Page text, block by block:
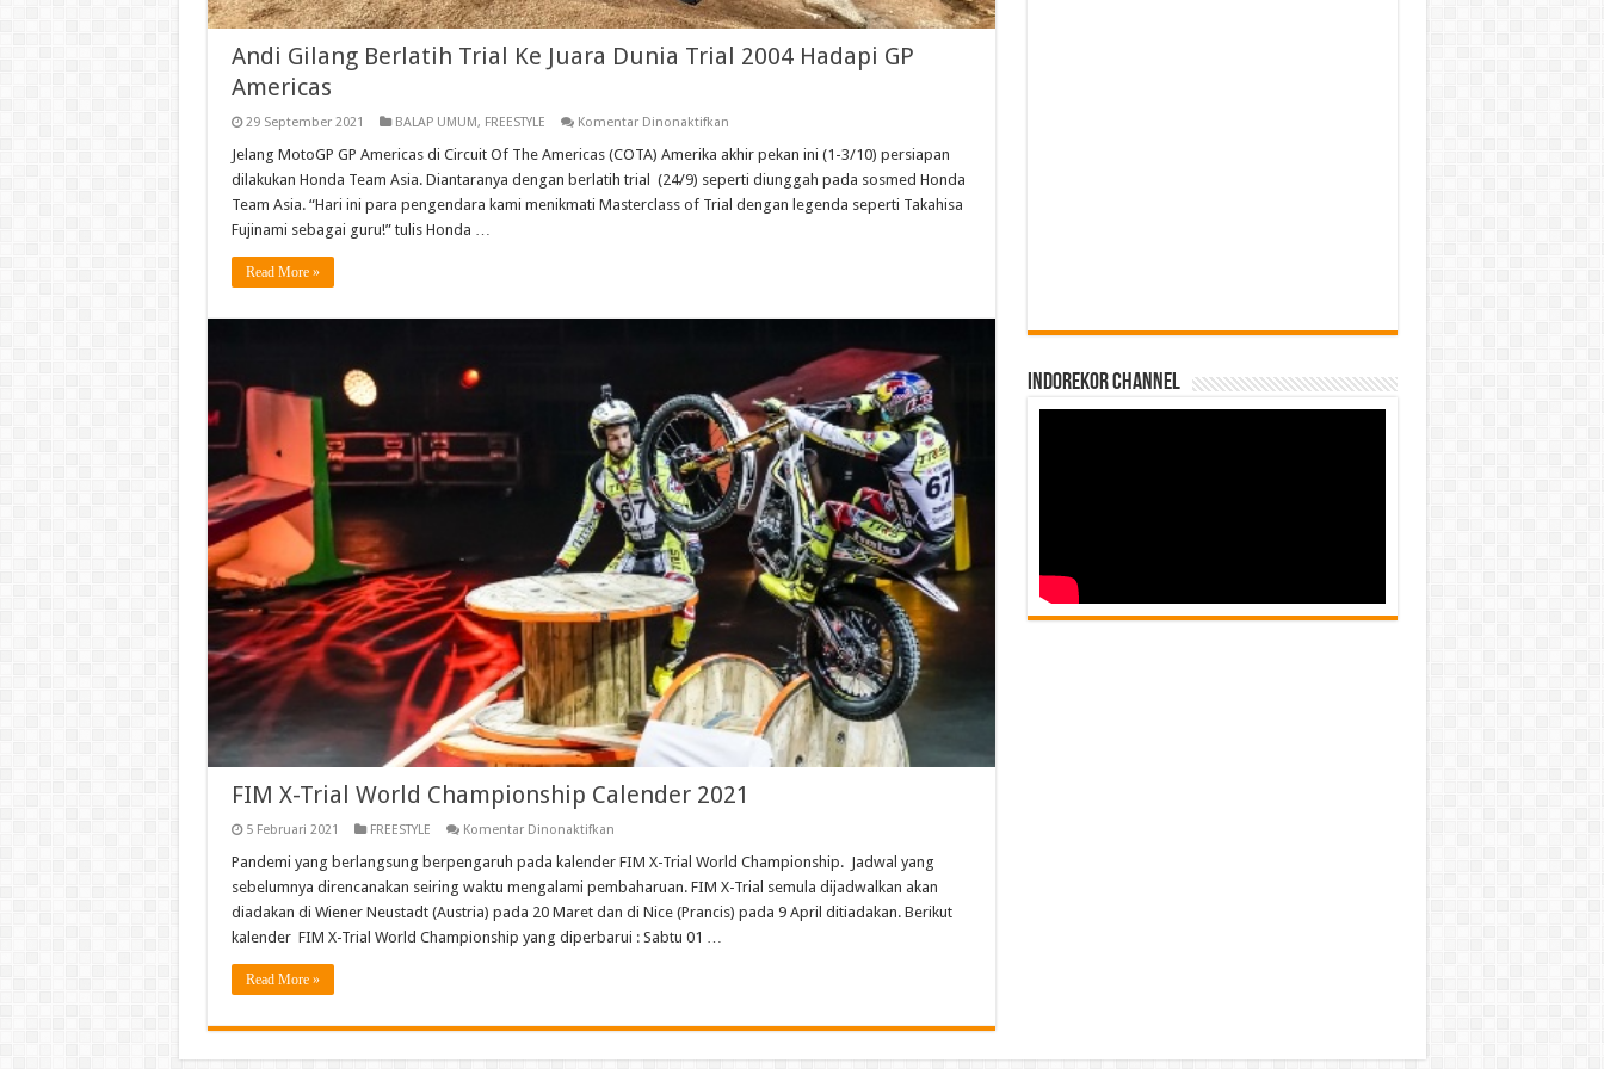
Andi Gilang Berlatih Trial Ke Juara Dunia Trial 2004 Hadapi GP
Americas
29 September 2021 BALAP UMUM, FREESTYLE Komentar Dinonaktifkanpada
Gilang
Berlatih
Trial
Ke
Juara
Jelang MotoGP GP Americas di Circuit Of The Americas (COTA) Amerika akhir pekan ini (1-3/10) persiapan
dilakukan Honda Team Asia. Diantaranya dengan berlatih trial (24/9) seperti diunggah pada sosmed Honda
Team Asia. “Hari ini para pengendara kami menikmati Masterclass of Trial dengan legenda seperti Takahisa
Fujinami sebagai guru!” tulis Honda …
Read More »
FIM X-Trial World Championship Calender 2021
5 Februari 2021 FREESTYLE Komentar Dinonaktifkanpada
X-
World
Championship
Calender
2021
Pandemi yang berlangsung berpengaruh pada kalender FIM X-Trial World Championship. Jadwal yang
sebelumnya direncanakan seiring waktu mengalami pembaharuan. FIM X-Trial semula dijadwalkan akan
diadakan di Wiener Neustadt (Austria) pada 20 Maret dan di Nice (Prancis) pada 9 April ditiadakan. Berikut
kalender FIM X-Trial World Championship yang diperbarui : Sabtu 01 …
Read More »
INDOREKOR CHANNEL